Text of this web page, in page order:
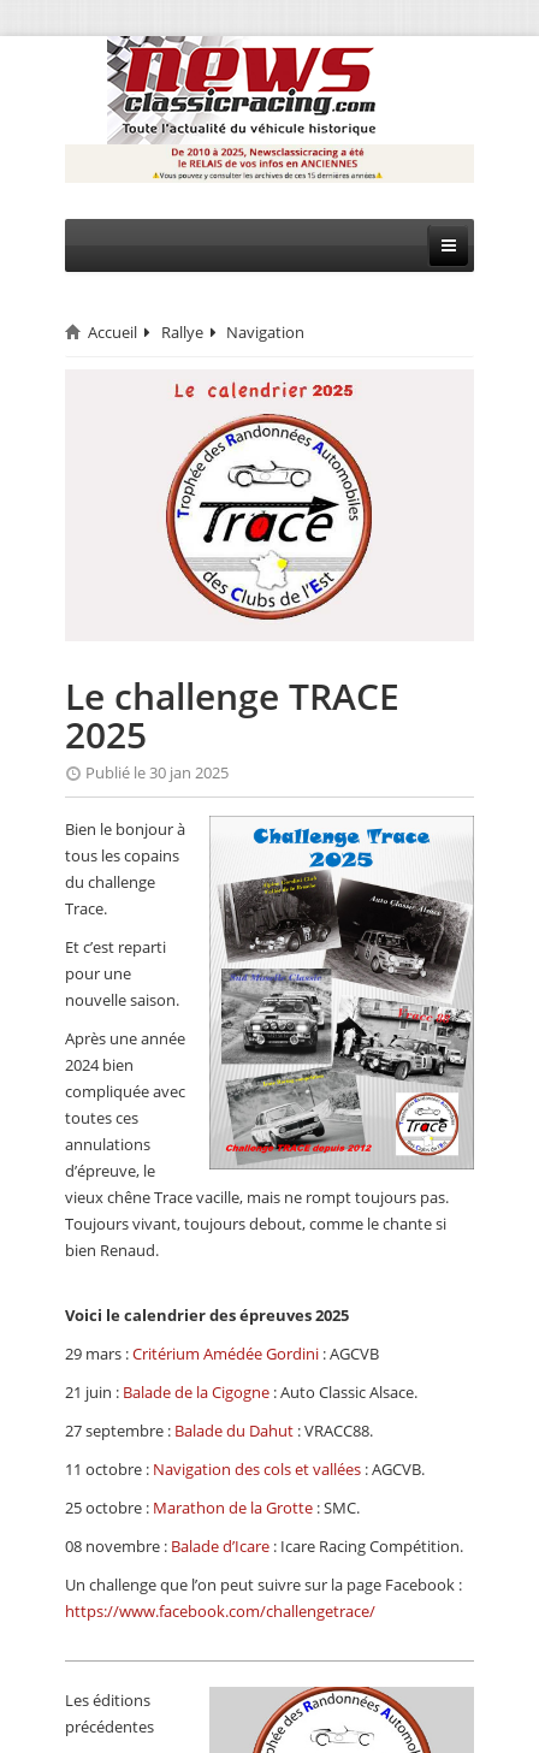
CIRCUIT
EVÈNEMENTS
ANNUAIRES
PETITES ANNONCES
Accueil Rallye Navigation
Le challenge TRACE
2025
Publié le 30 jan 2025
Bien le bonjour à
tous les copains
du challenge
Trace.
Et c’est reparti
pour une
nouvelle saison.
Après une année
2024 bien
compliquée avec
toutes ces
annulations
d’épreuve, le
vieux chêne Trace vacille, mais ne rompt toujours pas.
Toujours vivant, toujours debout, comme le chante si
bien Renaud.
Voici le calendrier des épreuves 2025
29 mars :Critérium Amédée Gordini : AGCVB
21 juin : Balade de la Cigogne : Auto Classic Alsace.
27 septembre : Balade du Dahut : VRACC88.
11 octobre : Navigation des cols et vallées : AGCVB.
25 octobre : Marathon de la Grotte : SMC.
08 novembre : Balade d’Icare : Icare Racing Compétition.
Un challenge que l’on peut suivre sur la page Facebook :
https://www.facebook.com/challengetrace/
Les éditions
précédentes